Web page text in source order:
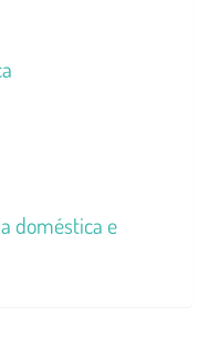
doméstica e